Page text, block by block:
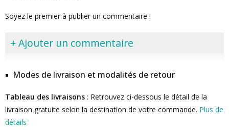
Soyez le premier à publier un commentaire !
+ Ajouter un commentaire
Modes de livraison et modalités de retour
Tableau des livraisons : Retrouvez ci-dessous le détail de la
livraison gratuite selon la destination de votre commande. Plus de
détails